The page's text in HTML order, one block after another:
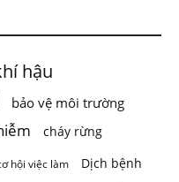
nước, đất đai và
hậu
bảo vệ môi trường
cháy rừng
hội việc làm Dịch bệnh